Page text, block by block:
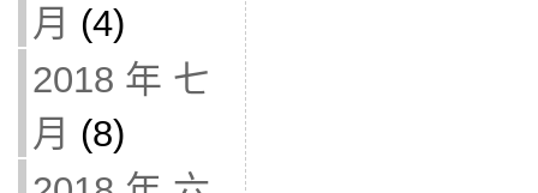
月 (4)
2018 年 七
月 (8)